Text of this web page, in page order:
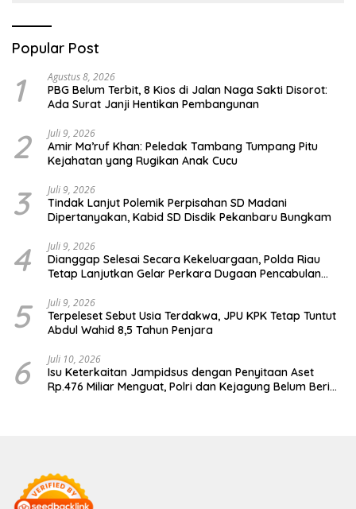
Popular Post
1 Agustus 8, 2026
PBG Belum Terbit, 8 Kios di Jalan Naga Sakti Disorot:
Ada Surat Janji Hentikan Pembangunan
2 Juli 9, 2026
Amir Ma’ruf Khan: Peledak Tambang Tumpang Pitu
Kejahatan yang Rugikan Anak Cucu
3 Juli 9, 2026
Tindak Lanjut Polemik Perpisahan SD Madani
Dipertanyakan, Kabid SD Disdik Pekanbaru Bungkam
4 Juli 9, 2026
Dianggap Selesai Secara Kekeluargaan, Polda Riau
Tetap Lanjutkan Gelar Perkara Dugaan Pencabulan
5 Juli 9, 2026
Terpeleset Sebut Usia Terdakwa, JPU KPK Tetap Tuntut
Abdul Wahid 8,5 Tahun Penjara
6 Juli 10, 2026
Isu Keterkaitan Jampidsus dengan Penyitaan Aset
Rp.476 Miliar Menguat, Polri dan Kejagung Belum Beri